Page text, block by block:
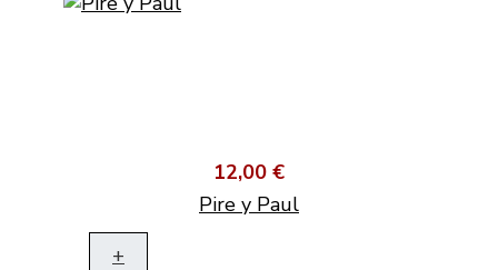
12,00 €
Pire y Paul
+